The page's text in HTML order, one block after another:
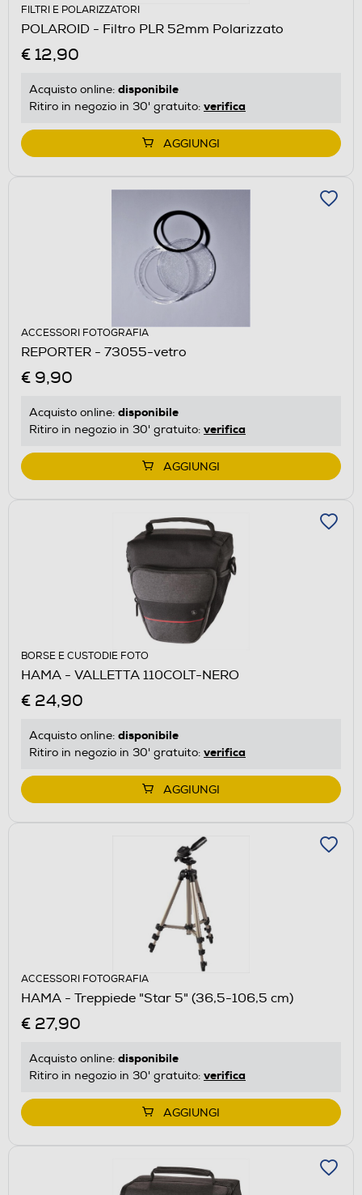
FILTRI E POLARIZZATORI
POLAROID - Filtro PLR 52mm Polarizzato
€ 12,90
Acquisto online: disponibile
Ritiro in negozio in 30' gratuito: verifica
AGGIUNGI
ACCESSORI FOTOGRAFIA
REPORTER - 73055-vetro
€ 9,90
Acquisto online: disponibile
Ritiro in negozio in 30' gratuito: verifica
AGGIUNGI
BORSE E CUSTODIE FOTO
HAMA - VALLETTA 110COLT-NERO
€ 24,90
Acquisto online: disponibile
Ritiro in negozio in 30' gratuito: verifica
AGGIUNGI
ACCESSORI FOTOGRAFIA
HAMA - Treppiede "Star 5" (36,5-106,5 cm)
€ 27,90
Acquisto online: disponibile
Ritiro in negozio in 30' gratuito: verifica
AGGIUNGI